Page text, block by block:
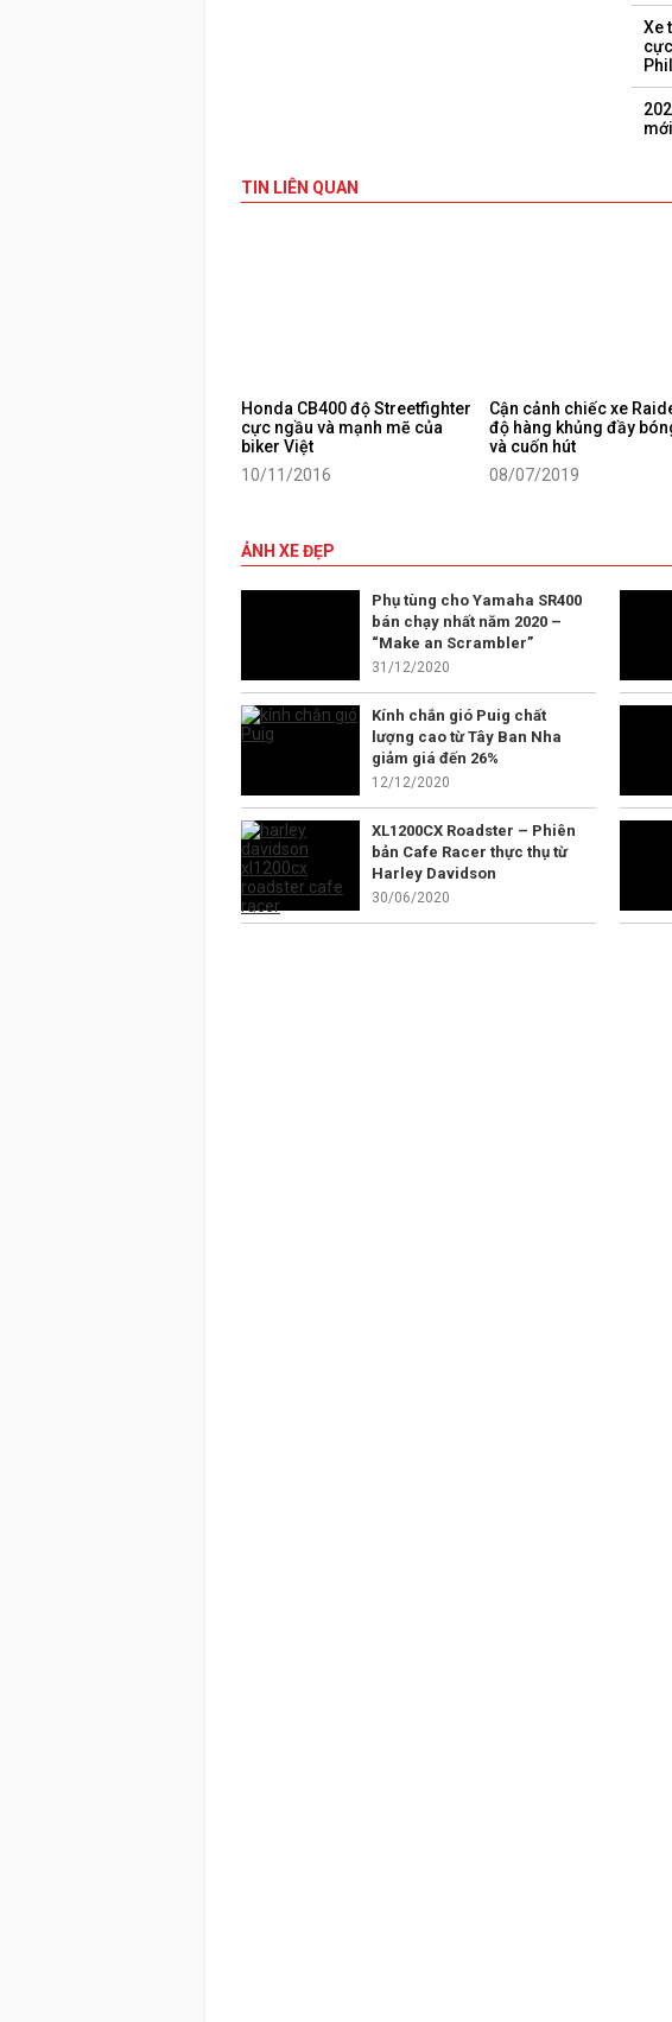
Xe
TIN LIÊN QUAN
Honda CB400 độ Streetfighter
cực ngầu và mạnh mẽ của
biker Việt
10/11/2016
Cận cảnh chiếc xe
độ hàng khủng đầy
và cuốn hút
08/07/2019
ẢNH XE ĐẸP
Phụ tùng cho Yamaha SR400
bán chạy nhất năm 2020 –
“Make an Scrambler”
31/12/2020
Kính chắn gió Puig chất
lượng cao từ Tây Ban Nha
giảm giá đến 26%
12/12/2020
XL1200CX Roadster – Phiên
bản Cafe Racer thực thụ từ
Harley Davidson
30/06/2020